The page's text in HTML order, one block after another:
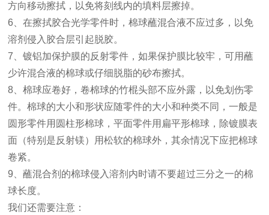
方向移动擦拭，以免将刻线内的填料层擦掉。
6、在擦拭胶合光学零件时，棉球蘸混合液不应过多，以免
溶剂侵入胶合层引起脱胶。
7、镀铝加保护膜的反射零件，如果保护膜比较牢，可用蘸
少许混合液的棉球或仔细脱脂的砂布擦拭。
8、棉球应卷好，卷棉球的竹棍头部不应外露，以免划伤零
件。棉球的大小和形状应随零件的大小和种类不同，一般是
圆形零件用圆柱形棉球，平面零件用扁平形棉球，除镀膜表
面（特别是反射镁）用松软的棉球外，其余情况下应把棉球
卷紧。
9、蘸混合剂的棉球侵入溶剂内时请不要超过三分之一的棉
球长度。
我们还需要注意：